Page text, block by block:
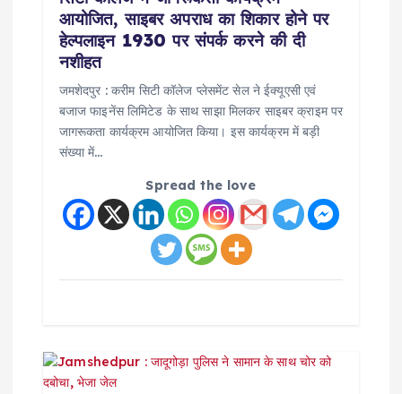
आयोजित, साइबर अपराध का शिकार होने पर
हेल्पलाइन 1930 पर संपर्क करने की दी
नशीहत
जमशेदपुर : करीम सिटी कॉलेज प्लेसमेंट सेल ने ईक्यूएसी एवं
बजाज फाइनेंस लिमिटेड के साथ साझा मिलकर साइबर क्राइम पर
जागरूकता कार्यक्रम आयोजित किया। इस कार्यक्रम में बड़ी
संख्या में…
Spread the love